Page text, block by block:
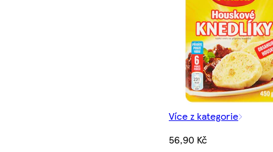
Více z kategorie
56,90 Kč